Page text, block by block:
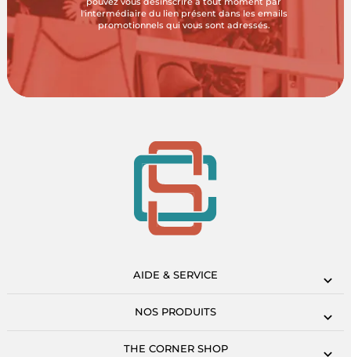
l'intermédiaire du lien présent dans les emails
promotionnels qui vous sont adressés.
AIDE & SERVICE
NOS PRODUITS
THE CORNER SHOP